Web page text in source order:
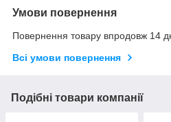
Умови повернення
Повернення товару впродовж 14
Всі умови повернення
Подібні товари компанії